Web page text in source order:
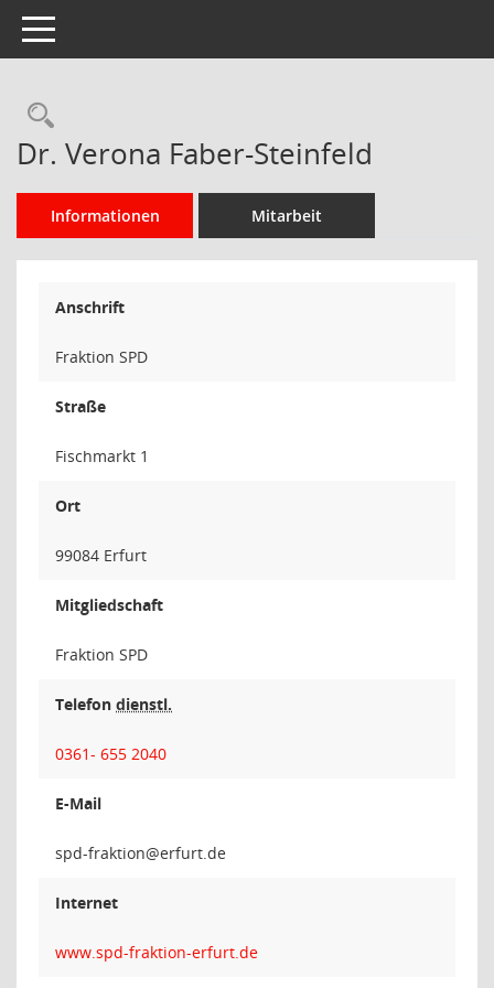
Toggle navigation
Rechercheauswahl
Dr. Verona Faber-Steinfeld
Informationen Mitarbeit
Anschrift
Fraktion SPD
Straße
Fischmarkt 1
Ort
99084 Erfurt
Mitgliedschaft
Fraktion SPD
Telefon dienstl.
0361- 655 2040
E-Mail
noitka
Internet
www.spd-fraktion-erfurt.de